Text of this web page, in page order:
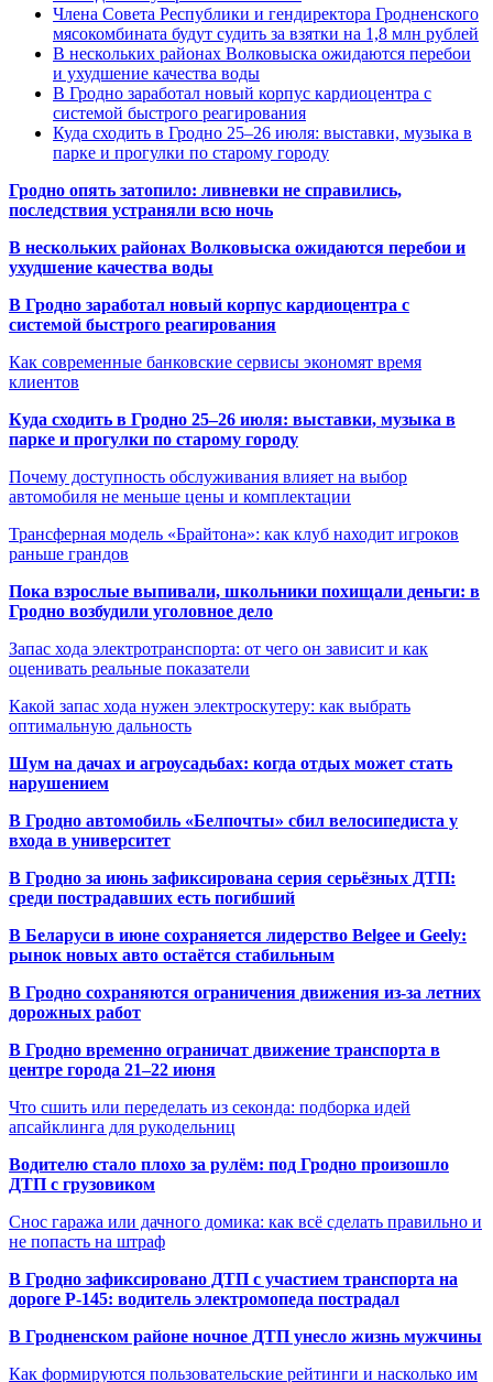
Члена Совета Республики и гендиректора Гродненского
мясокомбината будут судить за взятки на 1,8 млн рублей
В нескольких районах Волковыска ожидаются перебои
и ухудшение качества воды
В Гродно заработал новый корпус кардиоцентра с
системой быстрого реагирования
Куда сходить в Гродно 25–26 июля: выставки, музыка в
парке и прогулки по старому городу
Гродно опять затопило: ливневки не справились,
последствия устраняли всю ночь
В нескольких районах Волковыска ожидаются перебои и
ухудшение качества воды
В Гродно заработал новый корпус кардиоцентра с
системой быстрого реагирования
Как современные банковские сервисы экономят время
клиентов
Куда сходить в Гродно 25–26 июля: выставки, музыка в
парке и прогулки по старому городу
Почему доступность обслуживания влияет на выбор
автомобиля не меньше цены и комплектации
Трансферная модель «Брайтона»: как клуб находит игроков
раньше грандов
Пока взрослые выпивали, школьники похищали деньги: в
Гродно возбудили уголовное дело
Запас хода электротранспорта: от чего он зависит и как
оценивать реальные показатели
Какой запас хода нужен электроскутеру: как выбрать
оптимальную дальность
Шум на дачах и агроусадьбах: когда отдых может стать
нарушением
В Гродно автомобиль «Белпочты» сбил велосипедиста у
входа в университет
В Гродно за июнь зафиксирована серия серьёзных ДТП:
среди пострадавших есть погибший
В Беларуси в июне сохраняется лидерство Belgee и Geely:
рынок новых авто остаётся стабильным
В Гродно сохраняются ограничения движения из-за летних
дорожных работ
В Гродно временно ограничат движение транспорта в
центре города 21–22 июня
Что сшить или переделать из секонда: подборка идей
апсайклинга для рукодельниц
Водителю стало плохо за рулём: под Гродно произошло
ДТП с грузовиком
Снос гаража или дачного домика: как всё сделать правильно и
не попасть на штраф
В Гродно зафиксировано ДТП с участием транспорта на
дороге Р-145: водитель электромопеда пострадал
В Гродненском районе ночное ДТП унесло жизнь мужчины
Как формируются пользовательские рейтинги и насколько им